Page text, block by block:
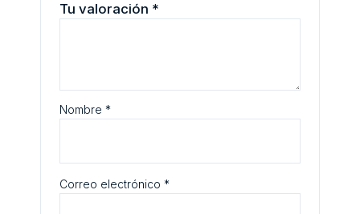
Tu valoración *
Nombre*
Correo electrónico*